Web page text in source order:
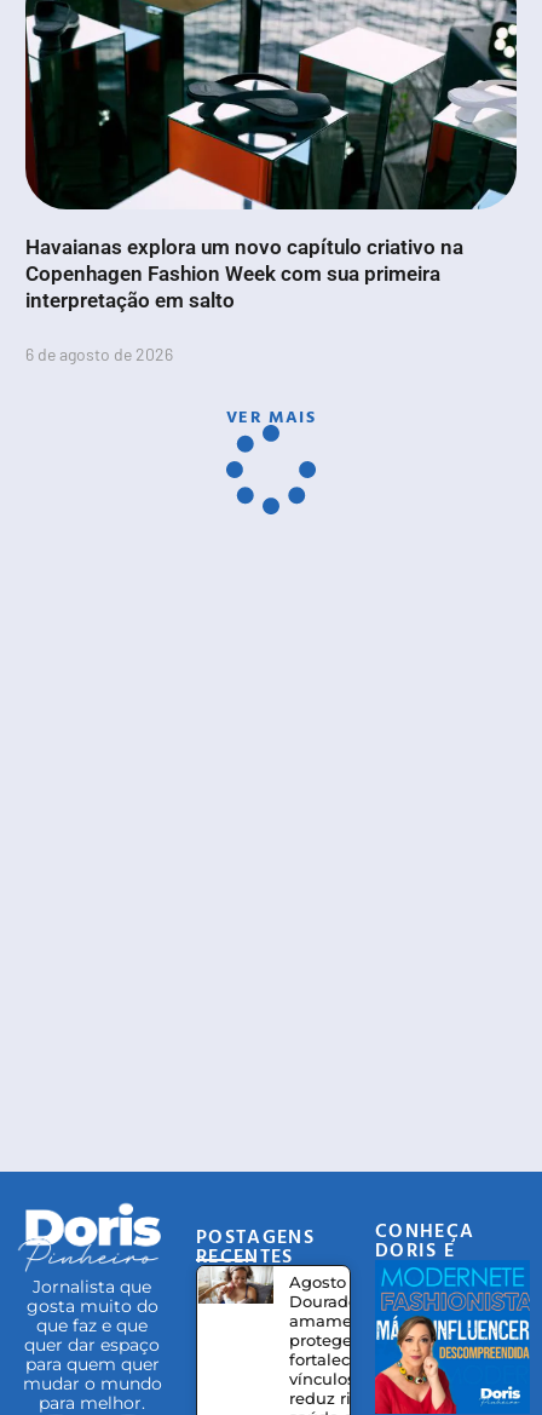
Havaianas explora um novo capítulo criativo na
Copenhagen Fashion Week com sua primeira
interpretação em salto
6 de agosto de 2026
VER MAIS
Jornalista que
gosta muito do
que faz e que
quer dar espaço
para quem quer
mudar o mundo
para melhor.
POSTAGENS
RECENTES
Agosto
Dourado:
amamentação
protege,
fortalece
vínculos e
reduz riscos à
CONHEÇA
DORIS E
EQUIPE